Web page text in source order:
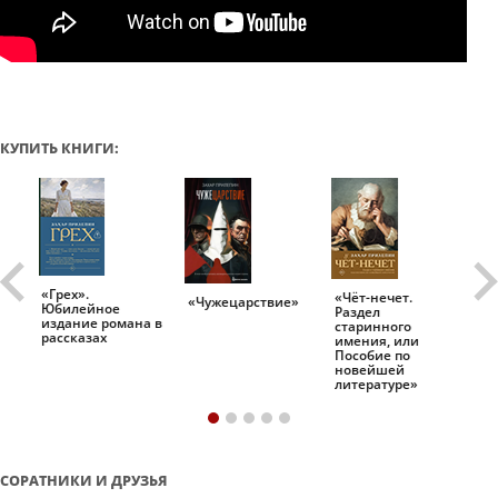
КУПИТЬ КНИГИ:
«Грех».
Юбилейное
издание романа в
рассказах
«Чужецарствие» «Чёт-нечет.
Раздел
старинного
имения, или
Пособие по
новейшей
литературе»
СОРАТНИКИ И ДРУЗЬЯ